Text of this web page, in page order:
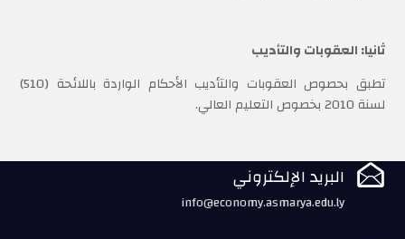
ثانيا: العقوبات والتأديب
تطبق بحصوص العقوبات والتأديب الأحكام الواردة باللائحة (510)
لسنة 2010 بخصوص التعليم العالي.
 البريد الإلكتروني
info@economy.asmarya.edu.ly